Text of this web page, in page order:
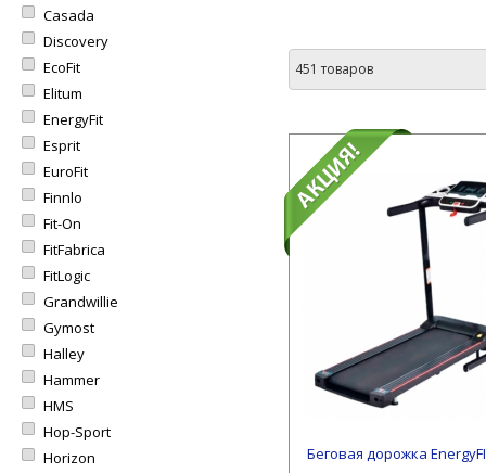
Casada
Discovery
EcoFit
Elitum
EnergyFit
Esprit
EuroFit
Finnlo
Fit-On
FitFabrica
FitLogic
Grandwillie
Gymost
Halley
Hammer
HMS
Hop-Sport
Horizon
451 товаров
Беговая дорожка